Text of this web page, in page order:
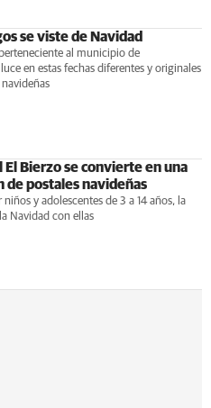
se viste de Navidad
al municipio de
en estas fechas diferentes y originales
El Bierzo se convierte en una
de postales navideñas
y adolescentes de 3 a 14 años, la
Navidad con ellas